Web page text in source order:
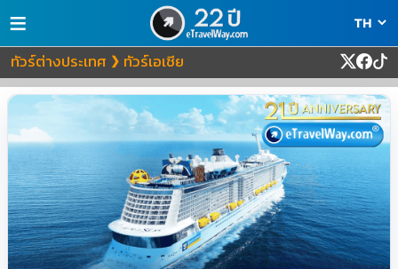
≡
ทัวร์ต่างประเทศ ❯ ทัวร์เอเชีย